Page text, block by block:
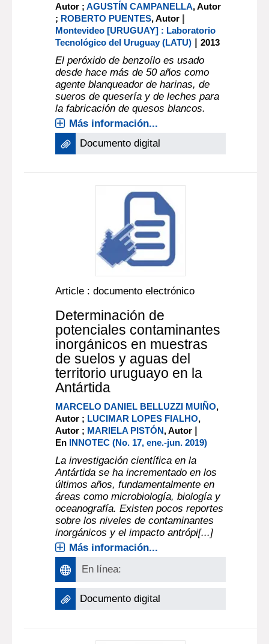
Autor ;AGUSTÍN CAMPANELLA, Autor
; ROBERTO PUENTES, Autor |
Montevideo [URUGUAY] : Laboratorio
Tecnológico del Uruguay (LATU) |2013
El peróxido de benzoílo es usado
desde hace más de 50 años como
agente blanqueador de harinas, de
sueros de quesería y de leches para
la fabricación de quesos blancos.
Más información...
Documento digital
Article : documento electrónico
Determinación de
potenciales contaminantes
inorgánicos en muestras
de suelos y aguas del
territorio uruguayo en la
Antártida
MARCELO DANIEL BELLUZZI MUIÑO,
Autor ; LUCIMAR LOPES FIALHO,
Autor ; MARIELA PISTÓN, Autor |
En INNOTEC (No. 17, ene.-jun. 2019)
La investigación científica en la
Antártida se ha incrementado en los
últimos años, fundamentalmente en
áreas como microbiología, biología y
oceanografía. Existen pocos reportes
sobre los niveles de contaminantes
inorgánicos y el impacto antrópi[...]
Más información...
En línea:
Documento digital